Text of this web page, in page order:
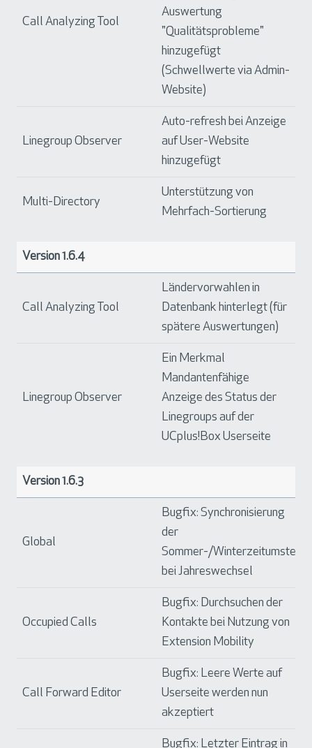
Call Analyzing Tool
Auswertung
"Qualitätsprobleme"
hinzugefügt
(Schwellwerte via Admin-
Website)
Linegroup Observer
Auto-refresh bei Anzeige
auf User-Website
hinzugefügt
Multi-Directory
Unterstützung von
Mehrfach-Sortierung
Version 1.6.4
Call Analyzing Tool
Ländervorwahlen in
Datenbank hinterlegt (für
spätere Auswertungen)
Linegroup Observer
Ein Merkmal
Mandantenfähige
Anzeige des Status der
Linegroups auf der
UCplus!Box Userseite
Version 1.6.3
Global
Bugfix: Synchronisierung
der
Sommer-/
bei Jahreswechsel
Occupied Calls
Bugfix: Durchsuchen der
Kontakte bei Nutzung von
Extension Mobility
Call Forward Editor
Bugfix: Leere Werte auf
Userseite werden nun
akzeptiert
Bugfix: Letzter Eintrag in